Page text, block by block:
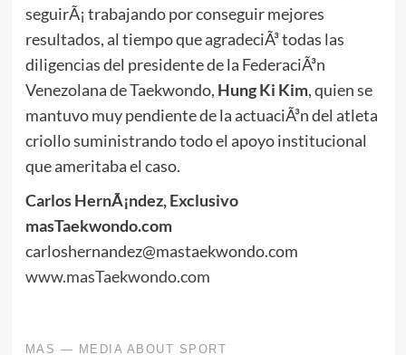
seguirÃ¡ trabajando por conseguir mejores
resultados, al tiempo que agradeciÃ³ todas las
diligencias del presidente de la FederaciÃ³n
Venezolana de Taekwondo, Hung Ki Kim, quien se
mantuvo muy pendiente de la actuaciÃ³n del atleta
criollo suministrando todo el apoyo institucional
que ameritaba el caso.
Carlos HernÃ¡ndez, Exclusivo
masTaekwondo.com
carloshernandez@mastaekwondo.com
www.masTaekwondo.com